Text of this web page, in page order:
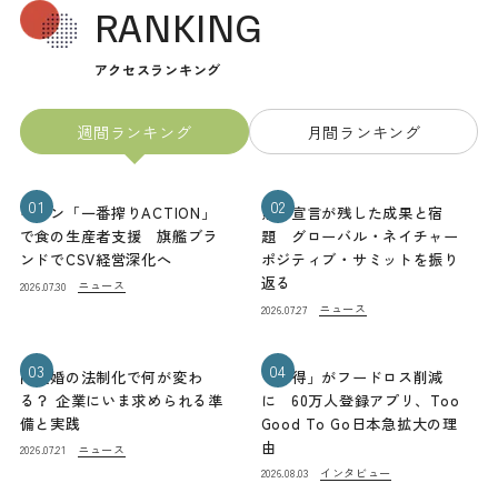
RANKING
アクセスランキング
週間ランキング 月間ランキング
01
キリン「一番搾りACTION」
で食の生産者支援 旗艦ブラ
ンドでCSV経営深化へ
2026.07.30 ニュース
02
熊本宣言が残した成果と宿
題 グローバル・ネイチャー
ポジティブ・サミットを振り
返る
2026.07.27 ニュース
03
同性婚の法制化で何が変わ
る？ 企業にいま求められる準
備と実践
2026.07.21 ニュース
04
「お得」がフードロス削減
に 60万人登録アプリ、Too
Good To Go日本急拡大の理
由
2026.08.03 インタビュー